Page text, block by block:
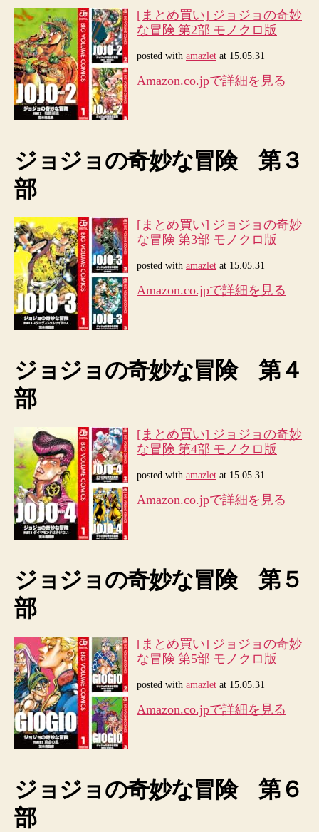
[まとめ買い] ジョジョの奇妙
な冒険 第2部 モノクロ版
posted with amazlet at 15.05.31
Amazon.co.jpで詳細を見る
ジョジョの奇妙な冒険 第３
部
[まとめ買い] ジョジョの奇妙
な冒険 第3部 モノクロ版
posted with amazlet at 15.05.31
Amazon.co.jpで詳細を見る
ジョジョの奇妙な冒険 第４
部
[まとめ買い] ジョジョの奇妙
な冒険 第4部 モノクロ版
posted with amazlet at 15.05.31
Amazon.co.jpで詳細を見る
ジョジョの奇妙な冒険 第５
部
[まとめ買い] ジョジョの奇妙
な冒険 第5部 モノクロ版
posted with amazlet at 15.05.31
Amazon.co.jpで詳細を見る
ジョジョの奇妙な冒険 第６
部